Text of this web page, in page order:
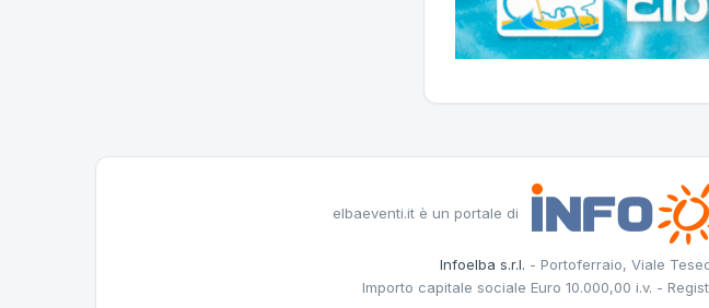
elbaeventi.it è un portale di
Infoelba s.r.l. - Portoferraio, Viale
Importo capitale sociale Euro 10.000,00 i.v. -